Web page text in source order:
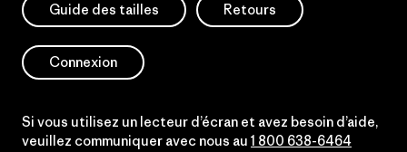
Guide des tailles Retours
Connexion
Si vous utilisez un lecteur d’écran et avez besoin d’aide,
veuillez communiquer avec nous au 1 800 638-6464